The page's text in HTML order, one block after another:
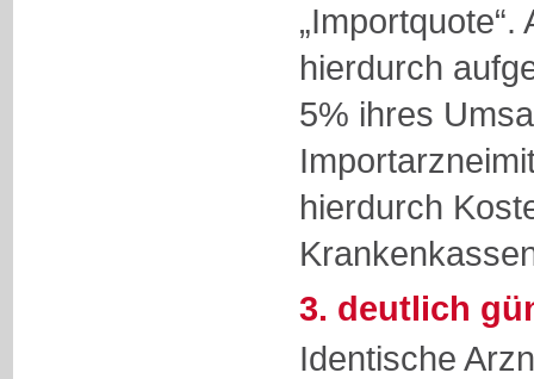
hierdurch
5% ihres
hierdurch
3. deutlich
Identische